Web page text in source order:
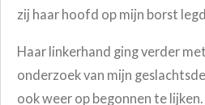
zij haar hoofd op mijn borst
Haar linkerhand ging verder
onderzoek van mijn
ook weer op begonnen te